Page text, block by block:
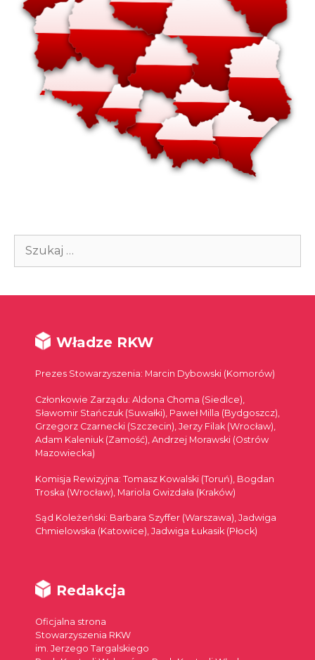
Szukaj:
Władze RKW
Prezes Stowarzyszenia: Marcin Dybowski (Komorów)
Członkowie Zarządu: Aldona Choma (Siedlce),
Sławomir Stańczuk (Suwałki), Paweł Milla (Bydgoszcz),
Grzegorz Czarnecki (Szczecin), Jerzy Filak (Wrocław),
Adam Kaleniuk (Zamość), Andrzej Morawski (Ostrów
Mazowiecka)
Komisja Rewizyjna: Tomasz Kowalski (Toruń), Bogdan
Troska (Wrocław), Mariola Gwizdała (Kraków)
Sąd Koleżeński: Barbara Szyffer (Warszawa), Jadwiga
Chmielowska (Katowice), Jadwiga Łukasik (Płock)
Redakcja
Oficjalna strona
Stowarzyszenia RKW
im. Jerzego Targalskiego